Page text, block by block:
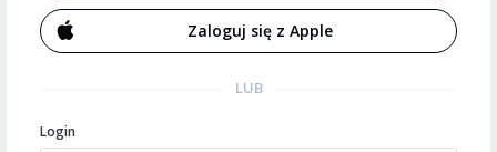
Zaloguj się z Apple
LUB
Login